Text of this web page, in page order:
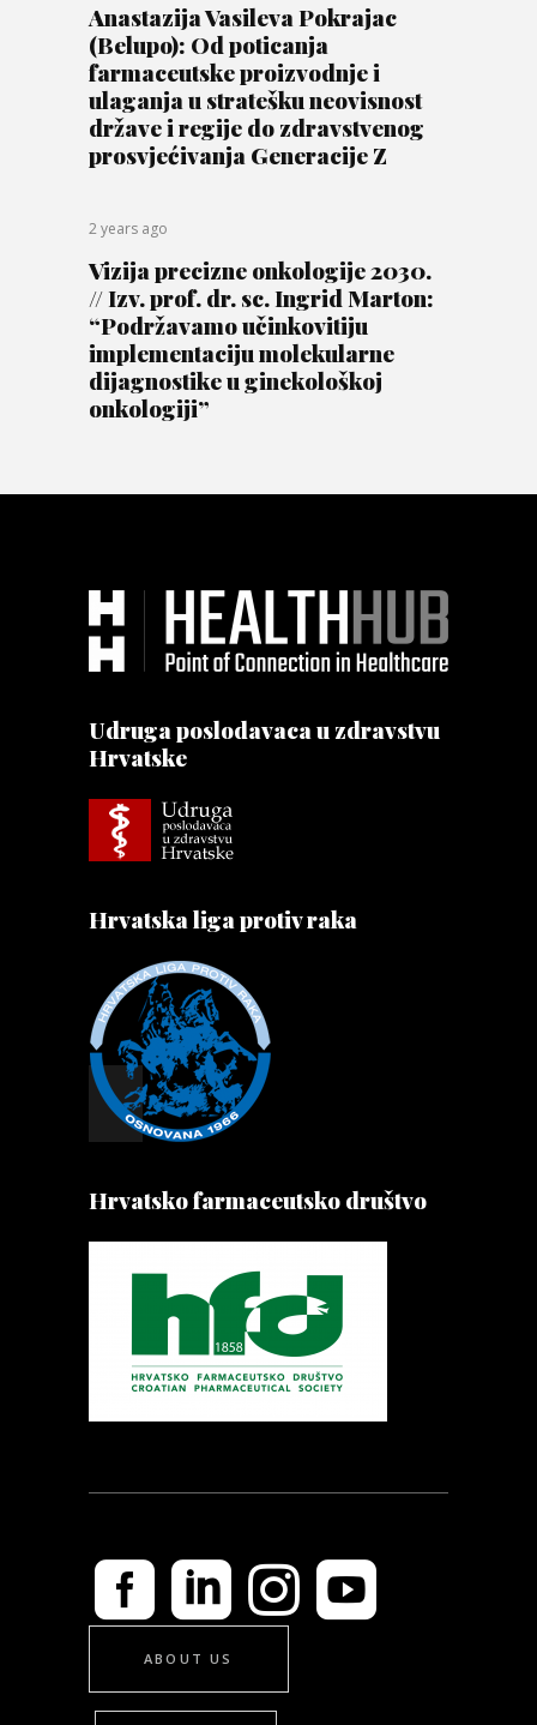
Anastazija Vasileva Pokrajac
(Belupo): Od poticanja
farmaceutske proizvodnje i
ulaganja u stratešku neovisnost
države i regije do zdravstvenog
prosvjećivanja Generacije Z
2 years ago
Vizija precizne onkologije 2030.
// Izv. prof. dr. sc. Ingrid Marton:
“Podržavamo učinkovitiju
implementaciju molekularne
dijagnostike u ginekološkoj
onkologiji”
Udruga poslodavaca u zdravstvu
Hrvatske
Hrvatska liga protiv raka
Hrvatsko farmaceutsko društvo
ABOUT US